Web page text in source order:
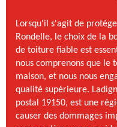
Lorsqu'il s'agit de
Rondelle, le choix de la
de toiture fiable est
nous comprenons que le
maison, et nous nous
qualité supérieure.
postal 19150, est une
causer des dommages